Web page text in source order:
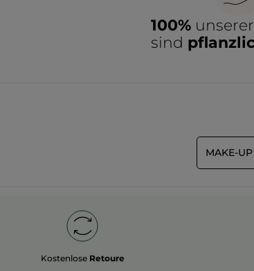
100%
sind
MAKE-UP
Kostenlose Retoure